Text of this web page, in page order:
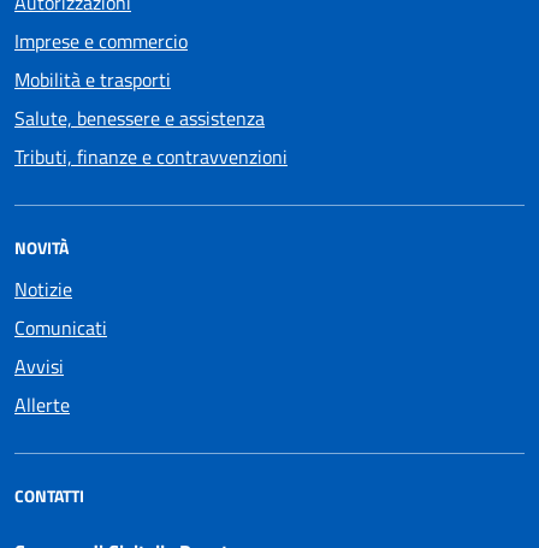
Imprese e commercio
Mobilità e trasporti
Salute, benessere e assistenza
Tributi, finanze e contravvenzioni
NOVITÀ
Notizie
Comunicati
Avvisi
Allerte
CONTATTI